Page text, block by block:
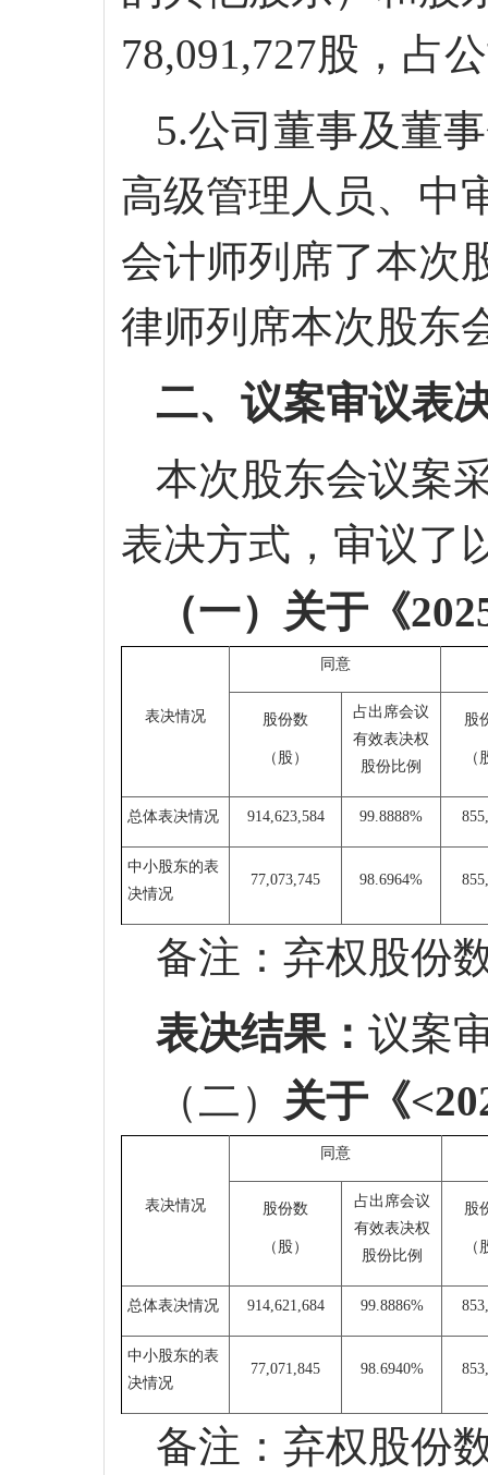
78,091,727股，占
5.公司董事及董
高级管理人员、 中
会计师列席了本次
律师列席本次股东
二、议案审议表
本次股东会议案
表决方式，审议了
（一）关于《
表决情况
同意
股份数
（ 股）
占出席会议
有效表决权
股份比例
股
（
总体表决情况 914,623,584 99.8888%
中小股东的表
决情况
77,073,745 98.6964%
备注：弃权股份
表决结果： 议案
（二） 关于《
表决情况
同意
股份数
（ 股）
占出席会议
有效表决权
股份比例
股
（
总体表决情况 914,621,684 99.8886%
中小股东的表
决情况
77,071,845 98.6940%
备注：弃权股份